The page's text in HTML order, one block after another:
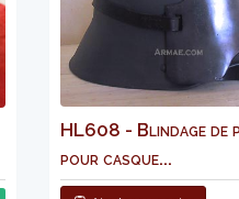
HL608 - Blindage de
pour casque...